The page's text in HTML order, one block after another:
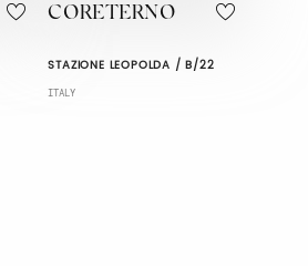
CORETERNO
STAZIONE LEOPOLDA / B/22
ITALY